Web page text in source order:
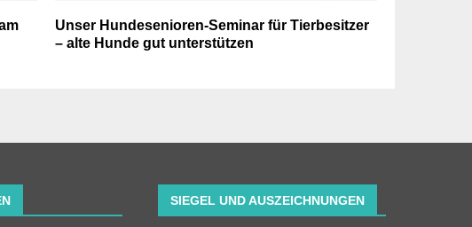
Unser Hundesenioren-Seminar für Tierbesitzer
– alte Hunde gut unterstützen
SIEGEL UND AUSZEICHNUNGEN